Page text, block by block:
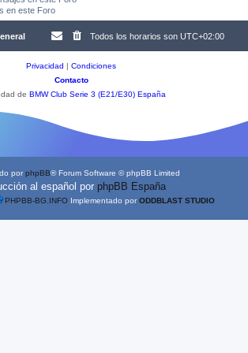
en este Foro
Todos los horarios son UTC+02:00
Privacidad | Condiciones
Contacto
de BMW Club Serie 3 (E21/E30) España
porphpBB® Forum Software © phpBB Limited
al español por phpBB España
PHPBB-BG.INFOImplementado porODDBLAST STUDIO